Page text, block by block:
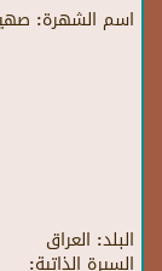
اسم الشهرة:
البلد: العراق
السيرة الذاتية: